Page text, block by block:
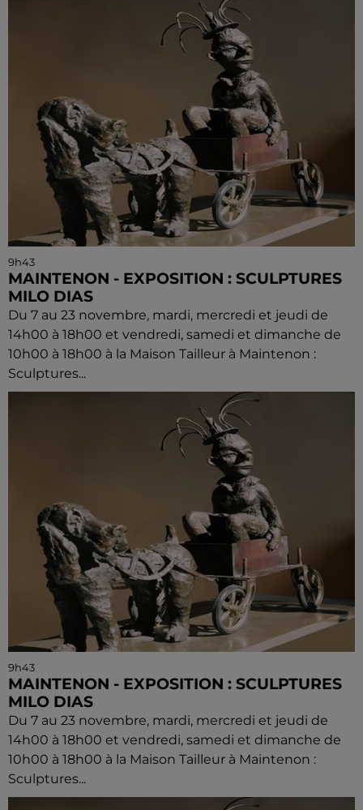
9h43
MAINTENON - EXPOSITION : SCULPTURES
MILO DIAS
Du 7 au 23 novembre, mardi, mercredi et jeudi de
14h00 à 18h00 et vendredi, samedi et dimanche de
10h00 à 18h00 à la Maison Tailleur à Maintenon :
Sculptures...
9h43
MAINTENON - EXPOSITION : SCULPTURES
MILO DIAS
Du 7 au 23 novembre, mardi, mercredi et jeudi de
14h00 à 18h00 et vendredi, samedi et dimanche de
10h00 à 18h00 à la Maison Tailleur à Maintenon :
Sculptures...